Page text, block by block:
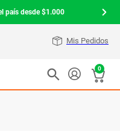
país desde $1.000
Mis Pedidos
0